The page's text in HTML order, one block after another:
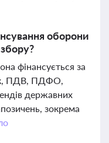
оборони
фінансується за
ПДВ, ПДФО,
державних
зокрема